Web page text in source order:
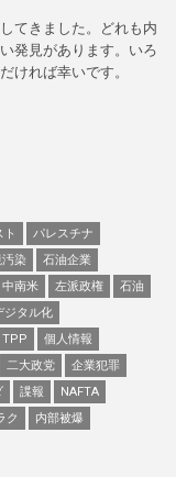
てきました。どれも内
発見があります。いろ
ければ幸いです。
ト
パレスチナ
染
石油企業
中南米 左派政権
石油
ジタル化
TPP
個人情報
二大政党
企業犯罪
諜報
NAFTA
ク 内部被爆